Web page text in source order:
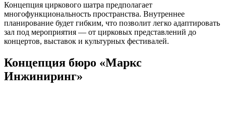
Концепция циркового шатра предполагает
многофункциональность пространства. Внутреннее
планирование будет гибким, что позволит легко адаптировать
зал под мероприятия — от цирковых представлений до
концертов, выставок и культурных фестивалей.
Концепция бюро «Маркс
Инжиниринг»